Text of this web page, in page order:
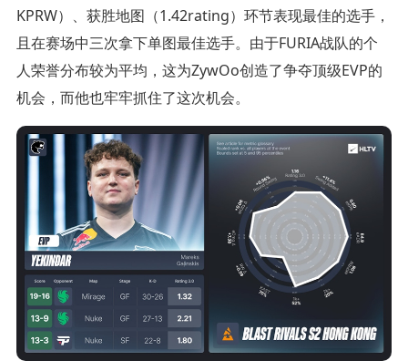
KPRW）、获胜地图（1.42rating）环节表现最佳的选手，
且在赛场中三次拿下单图最佳选手。由于FURIA战队的个
人荣誉分布较为平均，这为ZywOo创造了争夺顶级EVP的
机会，而他也牢牢抓住了这次机会。